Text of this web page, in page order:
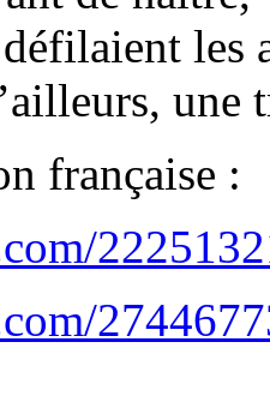
les
une
française :